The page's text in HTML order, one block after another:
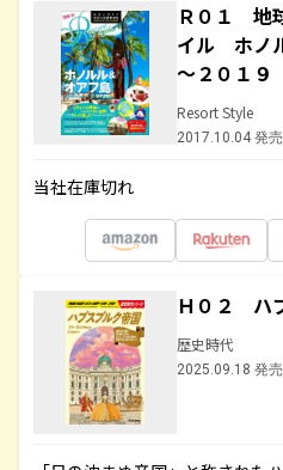
Ｒ０１ 地
イル ホノ
～２０１９
Resort Style
2017.10.04 発売
当社在庫切れ
Ｈ０２ ハ
歴史時代
2025.09.18 発売